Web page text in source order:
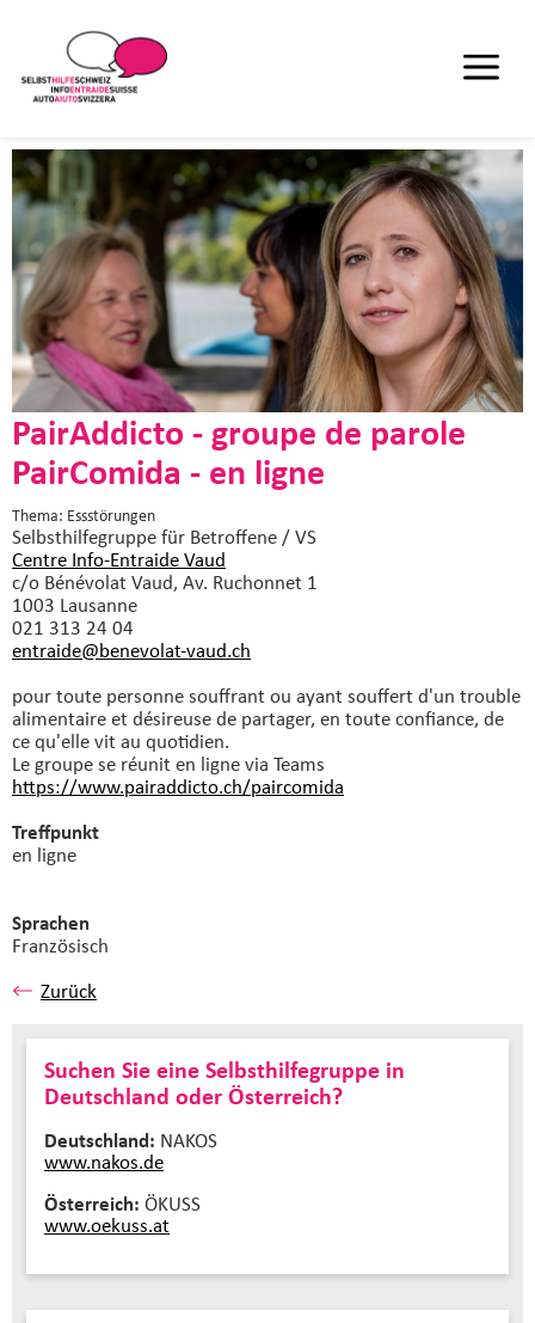
PairAddicto - groupe de parole
PairComida - en ligne
Thema: Essstörungen
Selbsthilfegruppefür Betroffene / VS
Centre Info-Entraide Vaud
c/o Bénévolat Vaud, Av. Ruchonnet 1
1003 Lausanne
021 313 24 04
entraide@benevolat-vaud.ch
pour toute personne souffrant ou ayant souffert d'un trouble
alimentaire et désireuse de partager, en toute confiance, de
ce qu'elle vit au quotidien.
Le groupe se réunit en ligne via Teams
https://www.pairaddicto.ch/paircomida
Treffpunkt
en ligne
Sprachen
Französisch
Zurück
Suchen Sie eine Selbsthilfegruppe in
Deutschland oder Österreich?
Deutschland: NAKOS
www.nakos.de
Österreich: ÖKUSS
www.oekuss.at